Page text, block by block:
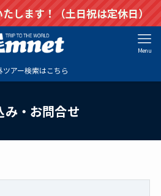
します！（土日祝は定休日）
Menu
ツアー検索はこちら
み・お問合せ